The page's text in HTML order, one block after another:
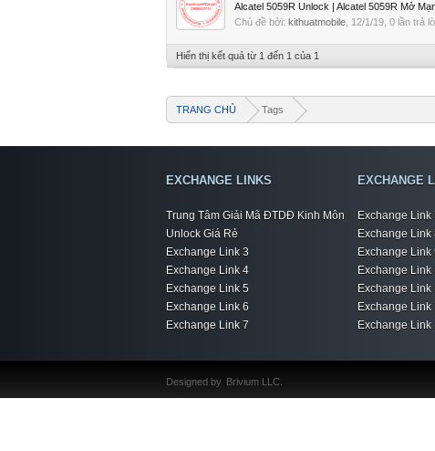
Alcatel 5059R Unlock | Alcatel 5059R Mở
Chủ đề bởi: kithuatmobile 12/1/19 , 0 lần trả
Hiển thị kết quả từ 1 đến 1 của 1
TRANG CHỦ Tags
EXCHANGE LINKS
Trung Tâm Giải Mã ĐTDĐ Kinh Môn
Unlock Giá Rẻ
Exchange Link 3
Exchange Link 4
Exchange Link 5
Exchange Link 6
Exchange Link 7
EXCHANGE
Exchange Link
Exchange Link
Exchange Link
Exchange Link
Exchange Link
Exchange Link
Exchange Link
Designed by Brivium LLC.